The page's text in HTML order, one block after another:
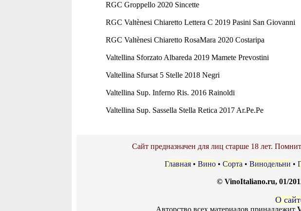
RGC Groppello 2020 Sincette
RGC Valtènesi Chiaretto Lettera C 2019 Pasini San Giovanni
RGC Valtènesi Chiaretto RosaMara 2020 Costaripa
Valtellina Sforzato Albareda 2019 Mamete Prevostini
Valtellina Sfursat 5 Stelle 2018 Negri
Valtellina Sup. Inferno Ris. 2016 Rainoldi
Valtellina Sup. Sassella Stella Retica 2017 Ar.Pe.Pe
Сайт предназначен для лиц старше 18 лет.
Главная• Вино• Сорта • Винодельни •
© VinoItaliano.ru, 01/
О
Авторство всех материалов принадлежит